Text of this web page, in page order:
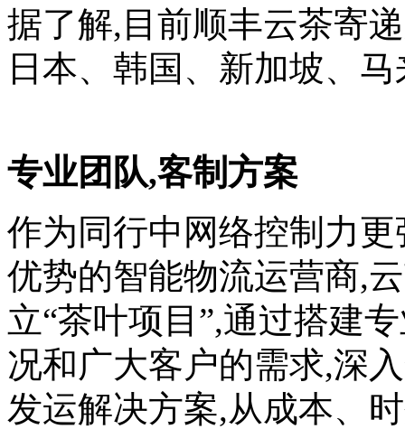
据了解,目前顺丰云茶寄
日本、韩国、新加坡、
专业团队,客制方案
作为同行中网络控制力
优势的智能物流运营商,
立“茶叶项目”,通过搭建
况和广大客户的需求,深
发运解决方案,从成本、